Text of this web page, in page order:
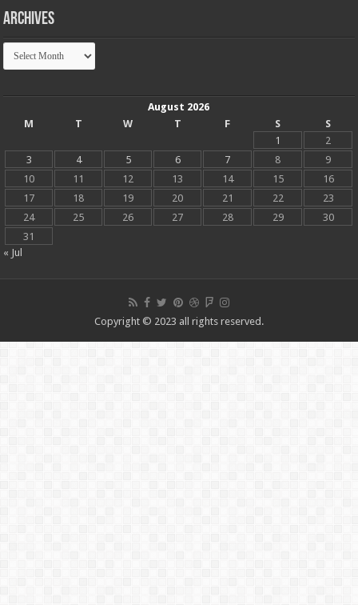
Archives
Archives
August 2026
M
T W T F S
S
1
2
3
4 5 6 7 8
9
10
11 12 13 14 15
16
17
18 19 20 21 22
23
24
25 26 27 28 29
30
31
« Jul
Copyright © 2023 all rights reserved.